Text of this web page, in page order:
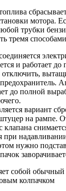
мотора.
трубки
тремя
и работает
до полной
вариант
на рампе.
при
нужно
собой обычный
колпачком